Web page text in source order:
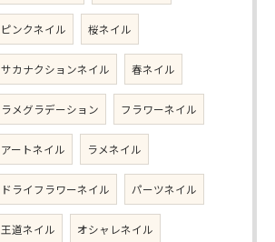
ピンクネイル 桜ネイル
サカナクションネイル 春ネイル
ラメグラデーション フラワーネイル
アートネイル ラメネイル
ドライフラワーネイル パーツネイル
王道ネイル オシャレネイル